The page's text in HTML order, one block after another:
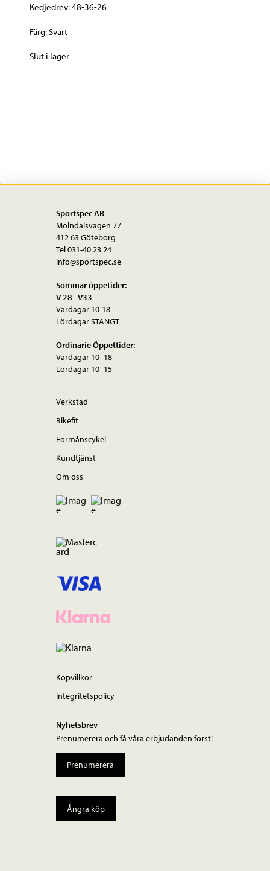
Kedjedrev: 48-36-26
Färg: Svart
Slut i lager
Sportspec AB
Mölndalsvägen 77
412 63 Göteborg
Tel 031-40 23 24
info@sportspec.se
Sommar öppetider:
V 28 - V33
Vardagar 10-18
Lördagar STÄNGT
Ordinarie Öppettider:
Vardagar 10–18
Lördagar 10–15
Verkstad
Bikefit
Förmånscykel
Kundtjänst
Om oss
Köpvillkor
Integritetspolicy
Nyhetsbrev
Prenumerera och få våra erbjudanden först!
Prenumerera
Ångra köp